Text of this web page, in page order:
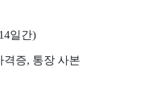
일간)
격증, 통장 사본